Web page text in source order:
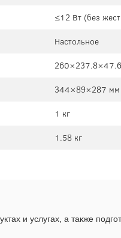
≤12 Вт (без
Настольное
344×89×287 мм
1 кг
1.58 кг
и услугах, а также